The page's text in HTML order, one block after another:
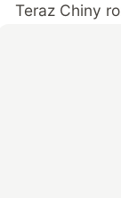
Teraz Chiny